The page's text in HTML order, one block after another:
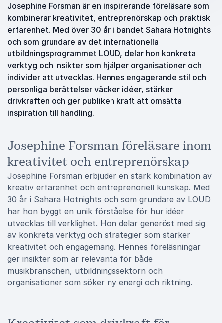
Josephine Forsman är en inspirerande föreläsare som
kombinerar kreativitet, entreprenörskap och praktisk
erfarenhet. Med över 30 år i bandet Sahara Hotnights
och som grundare av det internationella
utbildningsprogrammet LOUD, delar hon konkreta
verktyg och insikter som hjälper organisationer och
individer att utvecklas. Hennes engagerande stil och
personliga berättelser väcker idéer, stärker
drivkraften och ger publiken kraft att omsätta
inspiration till handling.
Josephine Forsman föreläsare inom
kreativitet och entreprenörskap
Josephine Forsman erbjuder en stark kombination av
kreativ erfarenhet och entreprenöriell kunskap. Med
30 år i Sahara Hotnights och som grundare av LOUD
har hon byggt en unik förståelse för hur idéer
utvecklas till verklighet. Hon delar generöst med sig
av konkreta verktyg och strategier som stärker
kreativitet och engagemang. Hennes föreläsningar
ger insikter som är relevanta för både
musikbranschen, utbildningssektorn och
organisationer som söker ny energi och riktning.